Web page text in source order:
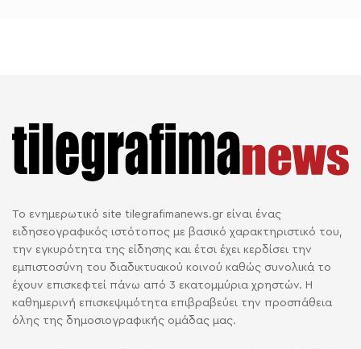
Το ενημερωτικό site tilegrafimanews.gr είναι ένας
ειδησεογραφικός ιστότοπος με βασικό χαρακτηριστικό του,
την εγκυρότητα της είδησης και έτσι έχει κερδίσει την
εμπιστοσύνη του διαδικτυακού κοινού καθώς συνολικά το
έχουν επισκεφτεί πάνω από 3 εκατομμύρια χρηστών. Η
καθημερινή επισκεψιμότητα επιβραβεύει την προσπάθεια
όλης της δημοσιογραφικής ομάδας μας.